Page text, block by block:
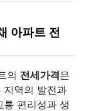
아파트 전
의 전세가격은
지역의 발전과
통 편리성과 생